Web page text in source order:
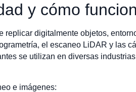
y cómo
digitalmente objetos,
el escaneo LiDAR y las
se utilizan en diversas
e imágenes: